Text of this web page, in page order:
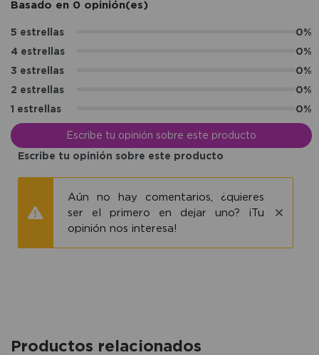
Basado en 0 opinión(es)
5 estrellas
0%
4 estrellas
0%
3 estrellas
0%
2 estrellas
0%
1 estrellas
0%
Escribe tu opinión sobre este producto
Escribe tu opinión sobre este producto
Aún no hay comentarios, ¿quieres
ser el primero en dejar uno? ¡Tu
opinión nos interesa!
Productos relacionados